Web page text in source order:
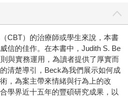
CBT）的治療師或學生來說，本書
信的佳作。在本書中，Judith S. Be
與實務運用，為讀者提供了厚實而
清楚導引，Beck為我們展示如何成
，為案主帶來情緒與行為上的改
學界近十五年的豐碩研究成果，以